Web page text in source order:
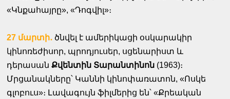
«Կնքահայրը», «Դոգվիլ»։
27 մարտի․ ծնվել է ամերիկացի օսկարակիր
կինոռեժիսոր, պրոդյուսեր, սցենարիստ և
դերասանՔվենտին Տարանտինոն (1963)։
Մրցանակները՝ Կաննի կինոփառատոն, «Ոսկե
գլոբուս»։ Լավագույն ֆիլմերից են՝ «Քրեական